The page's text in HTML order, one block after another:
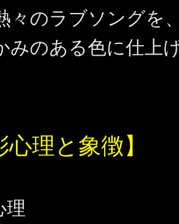
々のラブソングを
みのある色に仕上
心理と象徴】
理